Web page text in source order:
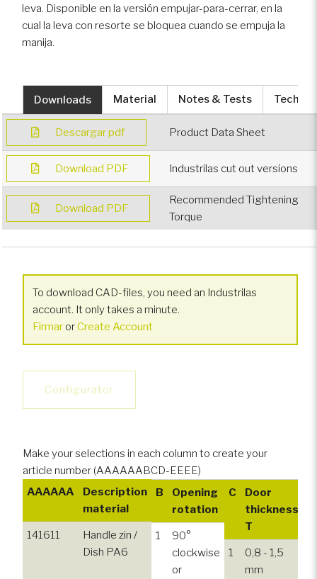
Vehículos deportivos
Sector ferroviario
Vehículos recreativos
Vehículos especializados
Vehículos blindados
leva. Disponible en la versión empujar-para-cerrar, en la
cual la leva con resorte se bloquea cuando se empuja la
manija.
Downloads Material Notes & Tests
Descargar pdf Product Data Sheet
Download PDF Industrilas cut out versions
Download PDF
Recommended Tightening
Torque
To download CAD-files, you need an Industrilas
account. It only takes a minute.
Firmar orCreate Account
Configurator
Make your selections in each column to create your
article number (AAAAAABCD-EEEE)
AAAAAA
Description
material
141611
Handle zin /
Dish PA6
B
Opening
rotation
1
90°
clockwise
or
C
Door
thickness
T
1
0,8 - 1,5
mm